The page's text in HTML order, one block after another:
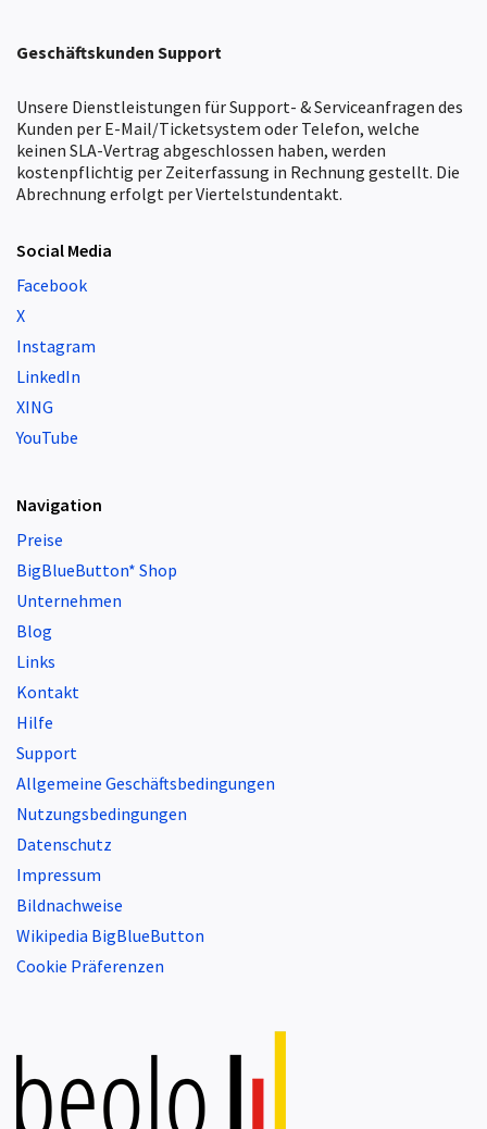
Geschäftskunden Support
Unsere Dienstleistungen für Support- & Serviceanfragen des
Kunden per E-Mail/Ticketsystem oder Telefon, welche
keinen SLA-Vertrag abgeschlossen haben, werden
kostenpflichtig per Zeiterfassung in Rechnung gestellt. Die
Abrechnung erfolgt per Viertelstundentakt.
Social Media
Facebook
X
Instagram
LinkedIn
XING
YouTube
Navigation
Preise
BigBlueButton* Shop
Unternehmen
Blog
Links
Kontakt
Hilfe
Support
Allgemeine Geschäftsbedingungen
Nutzungsbedingungen
Datenschutz
Impressum
Bildnachweise
Wikipedia BigBlueButton
Cookie Präferenzen